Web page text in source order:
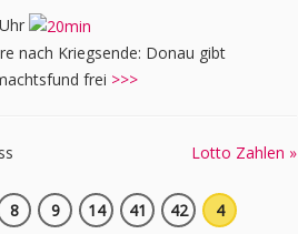
nach Kriegsende: Donau gibt
frei >>>
Lotto Zahlen »
8 9 14 41 42 4